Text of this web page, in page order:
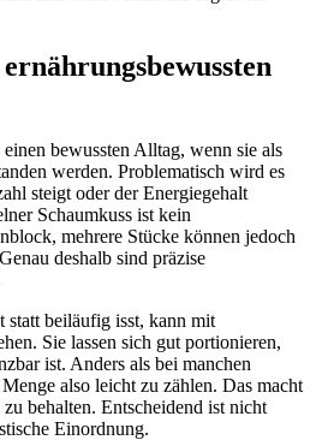
einen bewussten Alltag, wenn sie als
werden. Problematisch wird es
steigt oder der Energiegehalt
Schaumkuss ist kein
mehrere Stücke können jedoch
deshalb sind präzise
statt beiläufig isst, kann mit
Sie lassen sich gut portionieren,
ist. Anders als bei manchen
also leicht zu zählen. Das macht
behalten. Entscheidend ist nicht
Einordnung.